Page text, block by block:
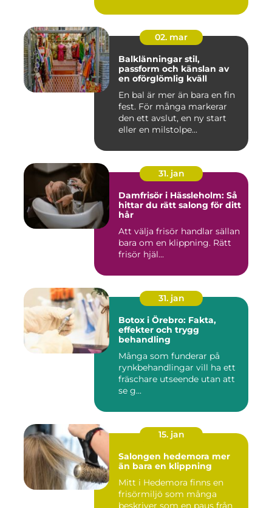
02. mar
Balklänningar stil,
passform och känslan av
en oförglömlig kväll
En bal är mer än bara en fin
fest. För många markerar
den ett avslut, en ny start
eller en milstolpe...
31. jan
Damfrisör i Hässleholm: Så
hittar du rätt salong för ditt
hår
Att välja frisör handlar sällan
bara om en klippning. Rätt
frisör hjäl...
31. jan
Botox i Örebro: Fakta,
effekter och trygg
behandling
Många som funderar på
rynkbehandlingar vill ha ett
fräschare utseende utan att
se g...
15. jan
Salongen hedemora mer
än bara en klippning
Mitt i Hedemora finns en
frisörmiljö som många
beskriver som en paus från